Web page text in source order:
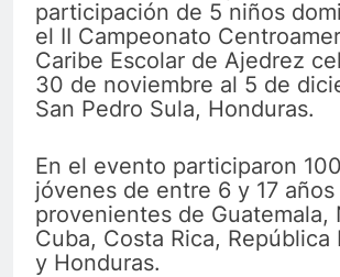
participación de 5 niños
el II Campeonato
Caribe Escolar de Ajedrez
30 de noviembre al 5 de
San Pedro Sula, Honduras.
En el evento participaron
jóvenes de entre 6 y 17 años
provenientes de Guatemala,
Cuba, Costa Rica, República
y Honduras.